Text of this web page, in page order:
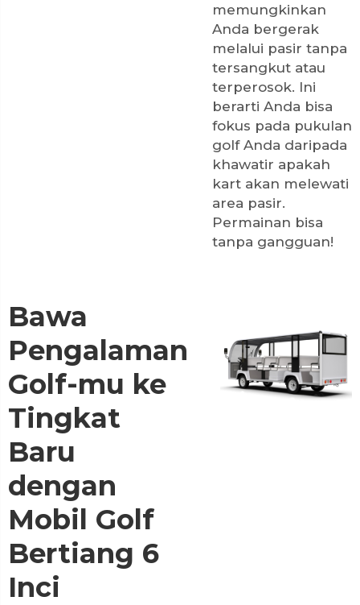
memungkinkan
Anda bergerak
melalui pasir tanpa
tersangkut atau
terperosok. Ini
berarti Anda bisa
fokus pada pukulan
golf Anda daripada
khawatir apakah
kart akan melewati
area pasir.
Permainan bisa
tanpa gangguan!
Bawa
Pengalaman
Golf-mu ke
Tingkat
Baru
dengan
Mobil Golf
Bertiang 6
Inci